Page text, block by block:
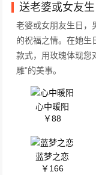
送老婆或女友
老婆或女朋友生日，
的祝福之情。在她生
款式，用玫瑰体现您
雕”的美事。
心中暖阳
￥88
蓝梦之恋
￥166